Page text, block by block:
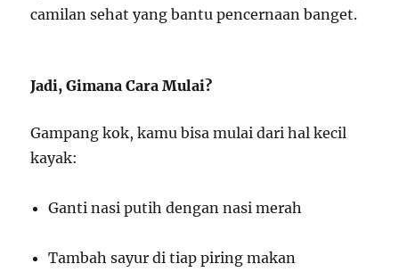
camilan sehat yang bantu pencernaan banget.
Jadi, Gimana Cara Mulai?
Gampang kok, kamu bisa mulai dari hal kecil
kayak:
Ganti nasi putih dengan nasi merah
Tambah sayur di tiap piring makan